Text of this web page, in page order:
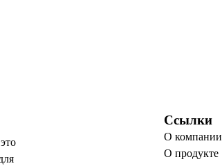
Ссылки
О компании
О продукте